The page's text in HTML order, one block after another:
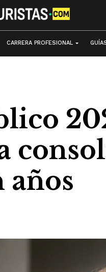
CARRERA PROFESIONAL
años